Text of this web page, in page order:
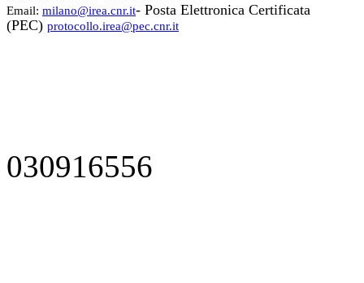
Email: milano@irea.cnr.it- Posta Elettronica Certificata
(PEC) protocollo.irea@pec.cnr.it
030916556